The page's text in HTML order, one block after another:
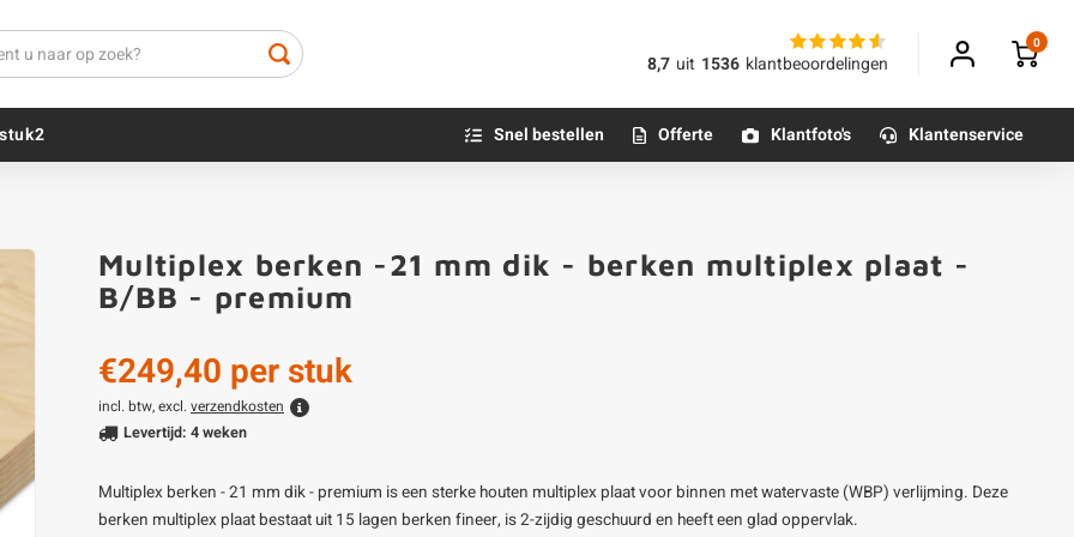
8,7 uit 1536 klantbeoordelingen
0
Blauwsteen sokkels
Olie - voor buiten
Betonmortels
Alle poten & onderstellen
Snel bestellen Offerte Klantfoto's Klantenservice
Multiplex berken -21 mm dik - berken multiplex plaat -
B/BB - premium
€249,40 per stuk
incl. btw, excl. verzendkosten
Levertijd: 4 weken
Multiplex berken - 21 mm dik - premium is een sterke houten multiplex plaat voor binnen met watervaste (WBP) verlijming. Deze
berken multiplex plaat bestaat uit 15 lagen berken fineer, is 2-zijdig geschuurd en heeft een glad oppervlak.